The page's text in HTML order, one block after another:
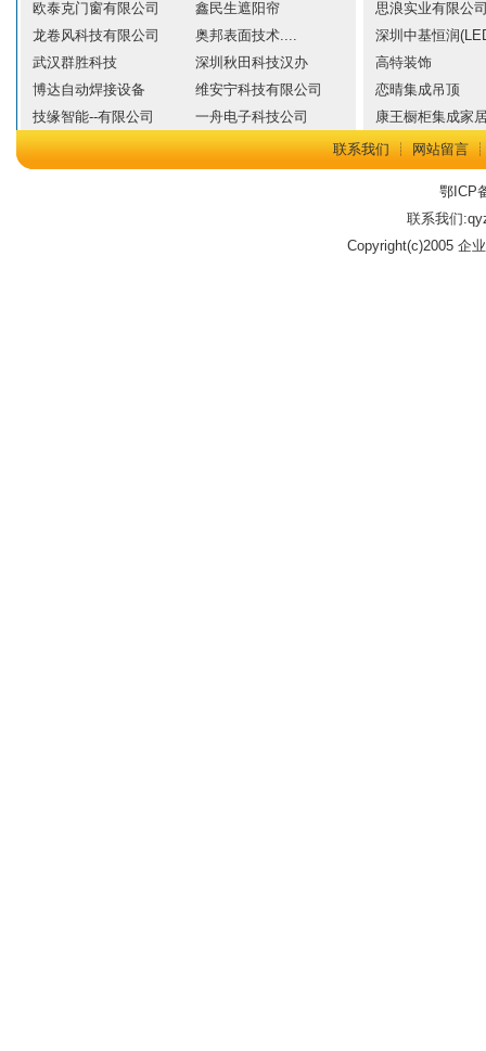
欧泰克门窗有限公司
龙卷风科技有限公司
武汉群胜科技
博达自动焊接设备
技缘智能--有限公司
鑫民生遮阳帘
奥邦表面技术....
深圳秋田科技汉办
维安宁科技有限公司
一舟电子科技公司
思浪实业有限公
深圳中基恒润
高特装饰
恋晴集成吊顶
康王橱柜集成家
联系我们 ┊ 网站留言
鄂ICP
联系我们
Copyright(c)2005 企